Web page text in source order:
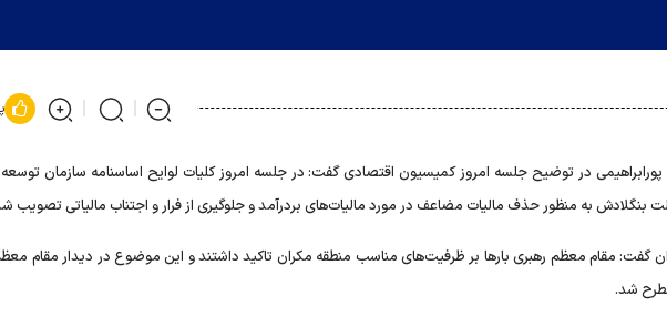
در توضیح جلسه امروز کمیسیون اقتصادی گفت: در جلسه امروز کلیات لوایح اساسنامه سازمان
بنگلادش به منظور حذف مالیات مضاعف در مورد مالیات‌های بردرآمد و جلوگیری از فرار و اجتناب مالیاتی تصویب
گفت: مقام معظم رهبری بار‌ها بر ظرفیت‌های مناسب منطقه مکران تاکید داشتند و این موضوع در دیدار مقام
شد.